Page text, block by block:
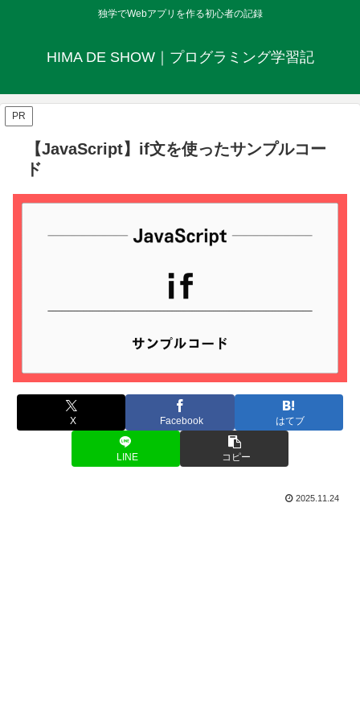
独学でWebアプリを作る初心者の記録
HIMA DE SHOW｜プログラミング学習記
PR
【JavaScript】if文を使ったサンプルコー
ド
X Facebook はてブ
LINE コピー
2025.11.24